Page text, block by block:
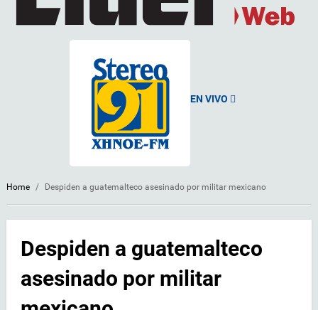
EN VIVO
Home / Despiden a guatemalteco asesinado por militar mexicano
Despiden a guatemalteco
asesinado por militar